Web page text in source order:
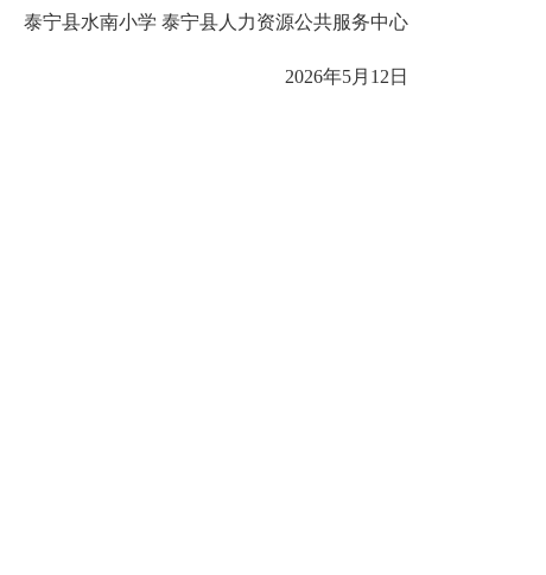
泰宁县水南小学 泰宁县人力资源公共服务中心
2026年5月12日